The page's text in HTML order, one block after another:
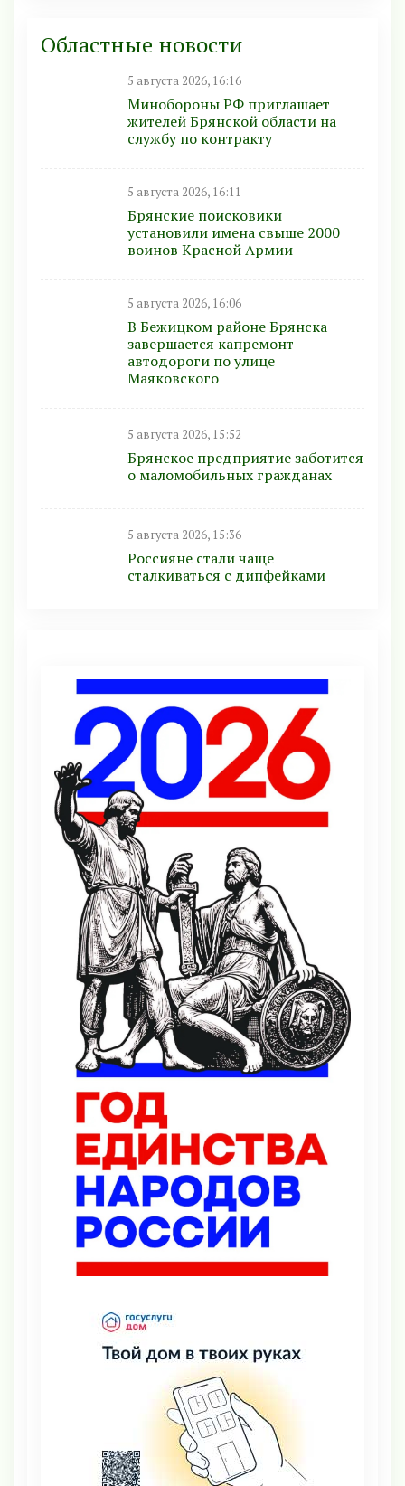
Областные новости
5 августа 2026, 16:16
Минобoроны РФ приглaшaет
житeлeй Брянской области на
службу по контракту
5 августа 2026, 16:11
Брянские поисковики
установили имена свыше 2000
воинов Красной Армии
5 августа 2026, 16:06
В Бежицком районе Брянска
завершается капремонт
автодороги по улице
Маяковского
5 августа 2026, 15:52
Брянское предприятие заботится
о маломобильных гражданах
5 августа 2026, 15:36
Россияне стали чаще
сталкиваться с дипфейками